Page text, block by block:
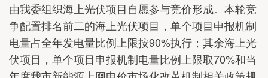
由我委组织海上光伏项目自愿参与竞价形成。本轮竞
争配置排名前二的海上光伏项目，单个项目申报机制
电量占全年发电量比例上限按90%执行；其余海上光
伏项目，单个项目申报机制电量比例上限取70%和当